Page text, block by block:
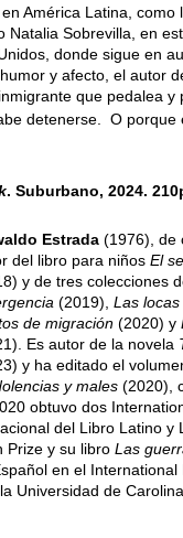
América Latina, como
Sobrevilla, en
donde sigue en
y afecto, el autor
que pedalea y
detenerse.
O porque
. Suburbano, 2024.
Estrada (1976), de
del libro para niños El
y de tres colecciones
(2019), Las
de migración (2020) y
Es autor de la novela
y ha editado el
y males (2020),
obtuvo dos
del Libro Latino y
Prize y su libro Las
en el International
Universidad de